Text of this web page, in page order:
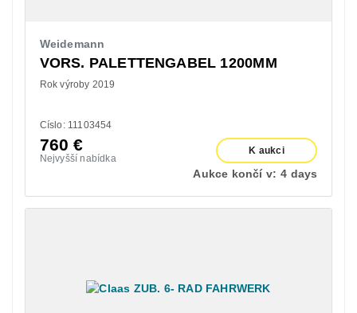
Weidemann
VORS. PALETTENGABEL 1200MM
Rok výroby 2019
Císlo: 11103454
760€
Nejvyšší nabídka
K aukci
Aukce končí v: 4 days